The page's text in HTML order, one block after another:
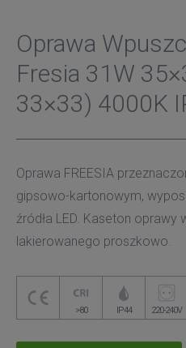
Oprawa
Fresia 31W
33×33) 4000K
Oprawa FREESIA
gipsowo-kartonowym,
źródła LED. Kaseton oprawy
lakierowanego proszkowo.
>80 IP44 220-240V